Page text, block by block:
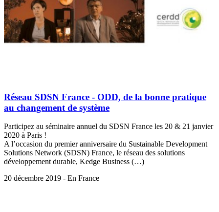
Réseau SDSN France - ODD, de la bonne pratique
au changement de système
Participez au séminaire annuel du SDSN France les 20 & 21 janvier
2020 à Paris !
A l’occasion du premier anniversaire du Sustainable Development
Solutions Network (SDSN) France, le réseau des solutions
développement durable, Kedge Business (…)
20 décembre 2019 - En France